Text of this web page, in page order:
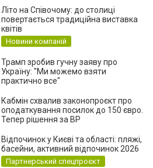
Літо на Співочому: до столиці
повертається традиційна виставка
квітів
Новини компаній
Трамп зробив гучну заяву про
Україну: "Ми можемо взяти
практично все"
Кабмін схвалив законопроєкт про
оподаткування посилок до 150 євро.
Тепер рішення за ВР
Відпочинок у Києві та області: пляжі,
басейни, активний відпочинок 2026
Партнерський спецпроєкт